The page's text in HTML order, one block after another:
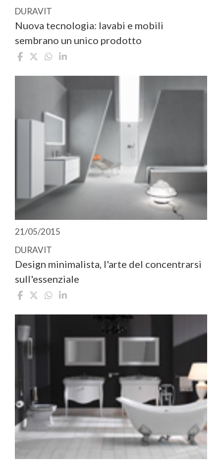
DURAVIT
Nuova tecnologia: lavabi e mobili
sembrano un unico prodotto
21/05/2015
DURAVIT
Design minimalista, l'arte del concentrarsi
sull'essenziale